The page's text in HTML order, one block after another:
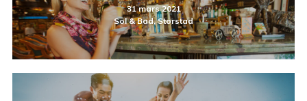
31 mars 2021
Sol & Bad, Storstad